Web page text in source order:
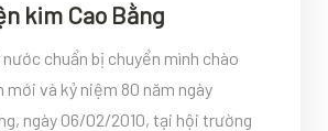
kim Cao Bằng
chuẩn bị chuyển mình chào
mới và kỷ niệm 80 năm ngày
ngày 06/02/2010, tại hội trường